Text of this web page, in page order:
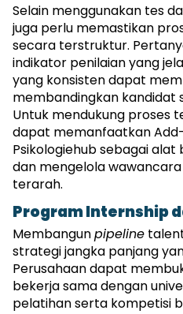
Selain menggunakan tes
juga perlu memastikan
secara terstruktur.
indikator penilaian yang
yang konsisten dapat
membandingkan kandidat
Untuk mendukung proses
dapat memanfaatkan
Psikologiehub sebagai alat
dan mengelola
terarah.
Program Internship
Membangun pipeline
strategi jangka panjang
Perusahaan dapat
bekerja sama dengan
pelatihan serta kompetisi